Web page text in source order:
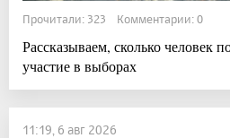
Прочитали: 323 Комментарии: 0
Рассказываем, сколько человек
участие в выборах
11:19, 6 авг 2026